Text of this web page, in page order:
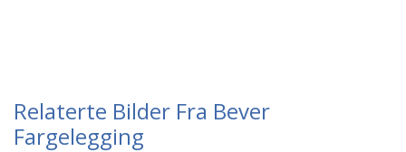
Relaterte Bilder Fra Bever
Fargelegging